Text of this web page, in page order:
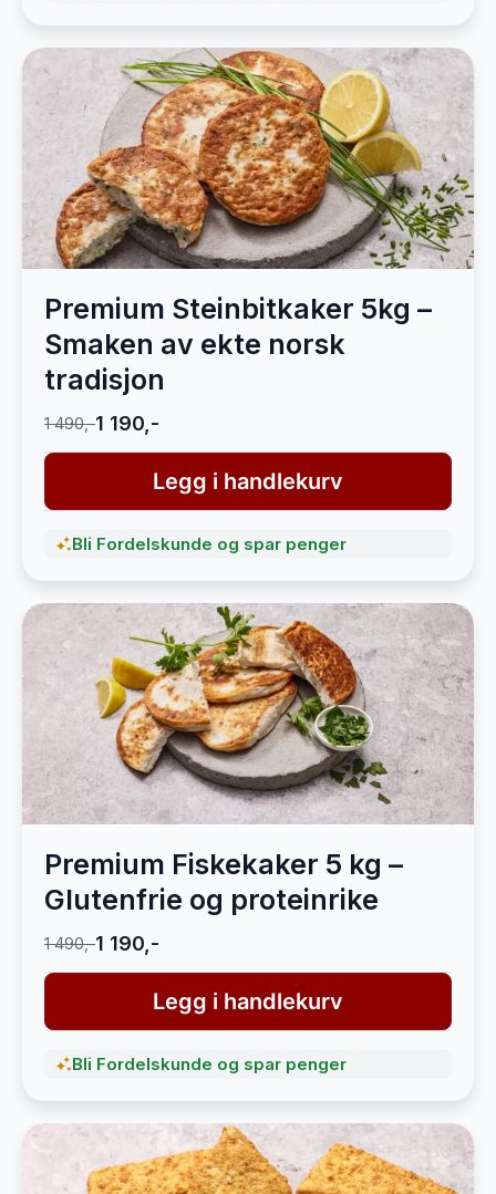
Premium Steinbitkaker 5kg –
Smaken av ekte norsk
tradisjon
1 490,-1 190,-
Legg i handlekurv
Bli Fordelskunde og spar penger
Premium Fiskekaker 5 kg –
Glutenfrie og proteinrike
1 490,-1 190,-
Legg i handlekurv
Bli Fordelskunde og spar penger